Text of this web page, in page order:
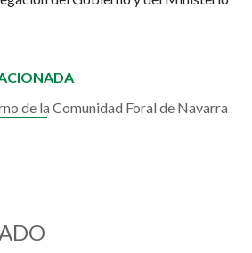
de la Comunidad Foral de Navarra